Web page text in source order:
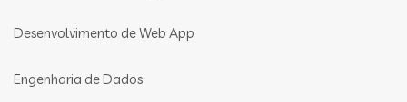
Desenvolvimento de Web App
Engenharia de Dados